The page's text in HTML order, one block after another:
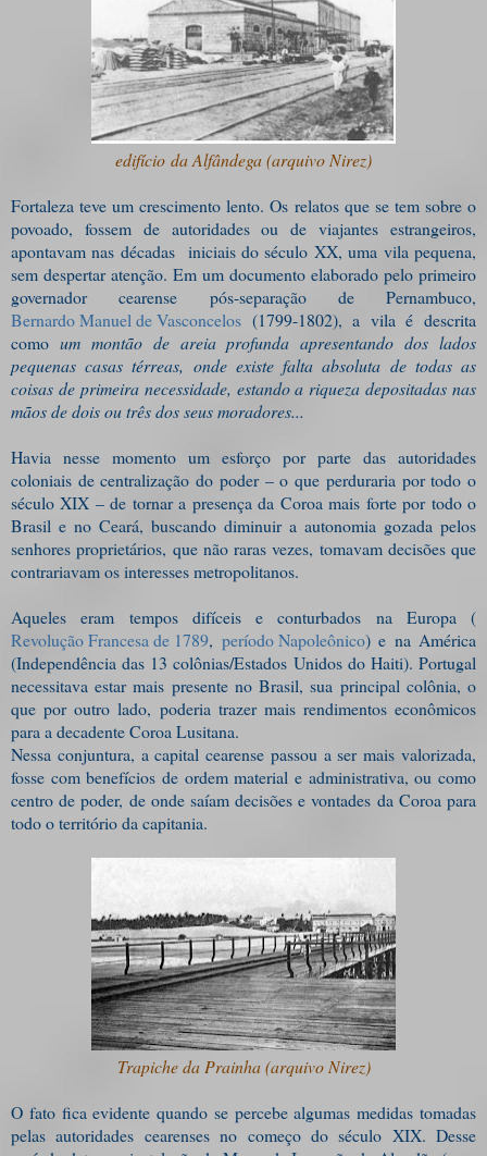
edifício da Alfândega (arquivo Nirez)
Fortaleza teve um crescimento lento. Os relatos que se tem sobre o
povoado, fossem de autoridades ou de viajantes estrangeiros,
apontavam nas décadas iniciais do século XX, uma vila pequena,
sem despertar atenção. Em um documento elaborado pelo primeiro
governador cearense pós-separação de Pernambuco,
Bernardo Manuel de Vasconcelos (1799-1802), a vila é descrita
como um montão de areia profunda apresentando dos lados
pequenas casas térreas, onde existe falta absoluta de todas as
coisas de primeira necessidade, estando a riqueza depositadas nas
mãos de dois ou três dos seus moradores...
Havia nesse momento um esforço por parte das autoridades
coloniais de centralização do poder – o que perduraria por todo o
século XIX – de tornar a presença da Coroa mais forte por todo o
Brasil e no Ceará, buscando diminuir a autonomia gozada pelos
senhores proprietários, que não raras vezes, tomavam decisões que
contrariavam os interesses metropolitanos.
Aqueles eram tempos difíceis e conturbados na Europa (
Revolução Francesa de 1789, período Napoleônico) e na América
(Independência das 13 colônias/Estados Unidos do Haiti). Portugal
necessitava estar mais presente no Brasil, sua principal colônia, o
que por outro lado, poderia trazer mais rendimentos econômicos
para a decadente Coroa Lusitana.
Nessa conjuntura, a capital cearense passou a ser mais valorizada,
fosse com benefícios de ordem material e administrativa, ou como
centro de poder, de onde saíam decisões e vontades da Coroa para
todo o território da capitania.
Trapiche da Prainha (arquivo Nirez)
O fato fica evidente quando se percebe algumas medidas tomadas
pelas autoridades cearenses no começo do século XIX. Desse